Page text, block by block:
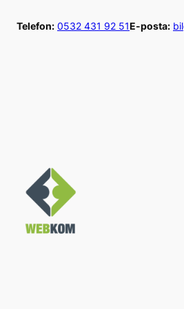
geç
Telefon: 0532 431 92 51E-posta: